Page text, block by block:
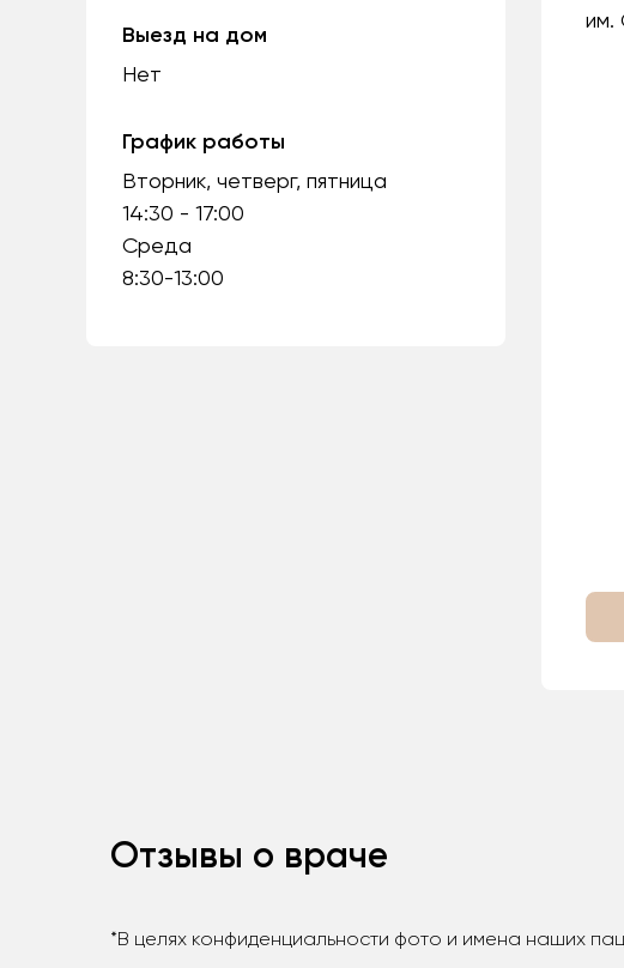
Нет
Вторник, четверг, пятница
14:30 - 17:00
Среда
8:30-13:00
Выезд на дом
График работы
им.
Отзывы о враче
*В целях конфиденциальности фото и имена наших